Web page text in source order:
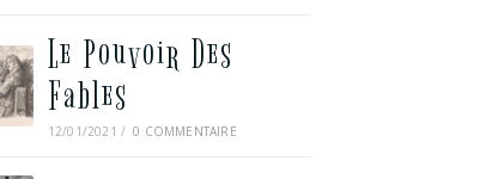
Le Pouvoir Des
Fables
12/01/2021 / 0 COMMENTAIRE